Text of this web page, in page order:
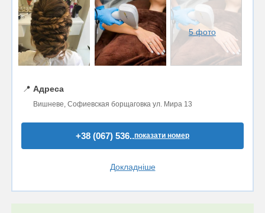
5 фото
📍 Адреса
Вишневе, Софиевская борщаговка ул. Мира 13
+38 (067) 536..показати номер
Докладніше